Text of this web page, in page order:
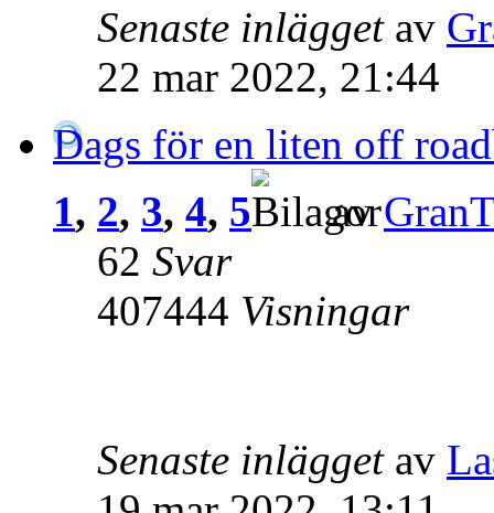
Senaste inlägget av
22 mar 2022, 21:44
Dags för en liten off
1, 2, 3, 4, 5 av
62 Svar
407444 Visningar
Senaste inlägget av